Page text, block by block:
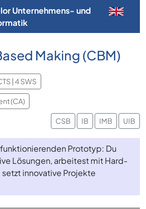
Unternehmens- und
Making (CBM)
| 4 SWS
(CA)
CSB IB IMB UIB
Prototyp: Du
Lösungen, arbeitest mit Hard-
innovative Projekte